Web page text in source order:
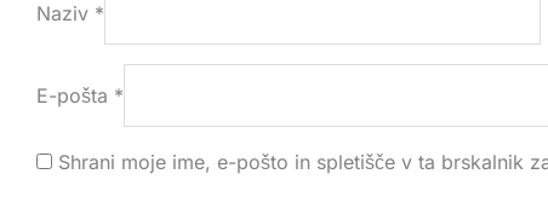
Naziv *
E-pošta *
Shrani moje ime, e-pošto in spletišče v ta brskalnik